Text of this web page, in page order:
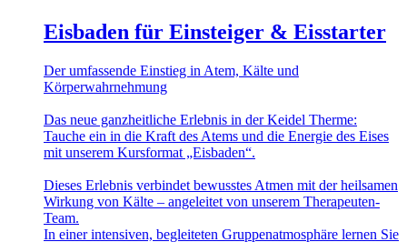
Eisbaden für Einsteiger & Eisstarter
Der umfassende Einstieg in Atem, Kälte und
Körperwahrnehmung
Das neue ganzheitliche Erlebnis in der Keidel Therme:
Tauche ein in die Kraft des Atems und die Energie des Eises
mit unserem Kursformat „Eisbaden“.
Dieses Erlebnis verbindet bewusstes Atmen mit der heilsamen
Wirkung von Kälte – angeleitet von unserem Therapeuten-
Team.
In einer intensiven, begleiteten Gruppenatmosphäre lernen Sie